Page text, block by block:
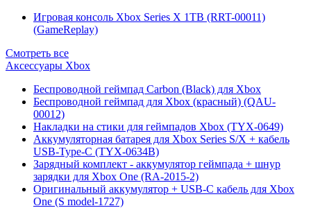
Игровая консоль Xbox Series X 1TB (RRT-00011)
(GameReplay)
Смотреть все
Аксессуары Xbox
Беспроводной геймпад Carbon (Black) для Xbox
Беспроводной геймпад для Xbox (красный) (QAU-
00012)
Накладки на стики для геймпадов Xbox (TYX-0649)
Аккумуляторная батарея для Xbox Series S/X + кабель
USB-Type-C (TYX-0634B)
Зарядный комплект - аккумулятор геймпада + шнур
зарядки для Xbox One (RA-2015-2)
Оригинальный аккумулятор + USB-C кабель для Xbox
One (S model-1727)